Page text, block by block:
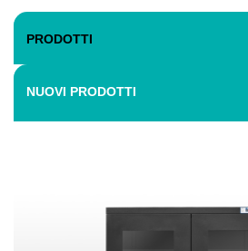
PRODOTTI
NUOVI PRODOTTI